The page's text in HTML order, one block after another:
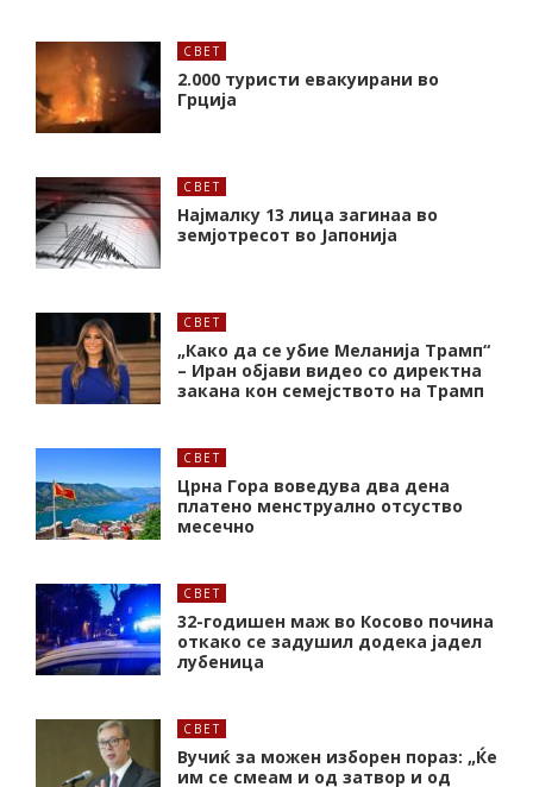
СВЕТ
2.000 туристи евакуирани во
Грција
СВЕТ
Најмалку 13 лица загинаа во
земјотресот во Јапонија
СВЕТ
„Како да се убие Меланија Трамп“
– Иран објави видео со директна
закана кон семејството на Трамп
СВЕТ
Црна Гора воведува два дена
платено менструално отсуство
месечно
СВЕТ
32-годишен маж во Косово почина
откако се задушил додека јадел
лубеница
СВЕТ
Вучиќ за можен изборен пораз: „Ќе
им се смеам и од затвор и од